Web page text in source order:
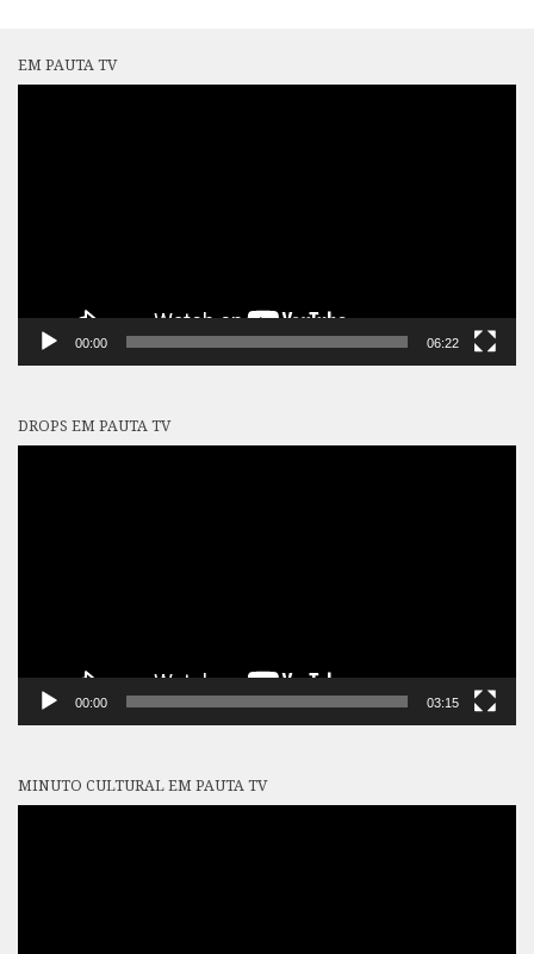
EM PAUTA TV
00:00 06:22
DROPS EM PAUTA TV
00:00 03:15
MINUTO CULTURAL EM PAUTA TV